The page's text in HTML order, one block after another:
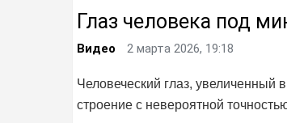
Глаз человека под
Видео 2 марта 2026, 19:18
Человеческий глаз, увеличенный
строение с невероятной